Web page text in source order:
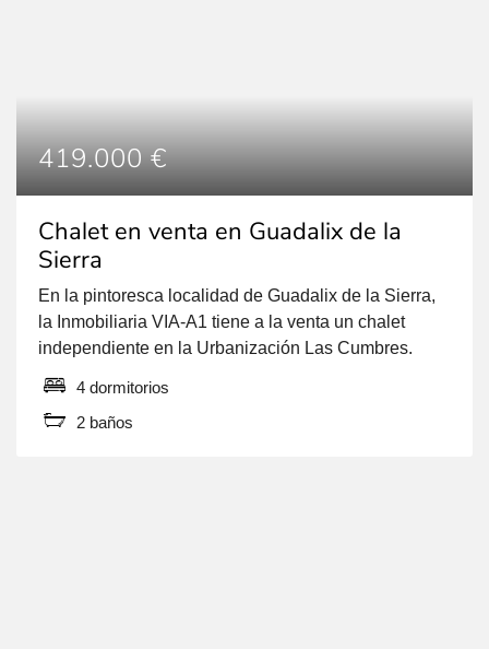
419.000 €
Chalet en venta en Guadalix de la
Sierra
En la pintoresca localidad de Guadalix de la Sierra,
la Inmobiliaria VIA-A1 tiene a la venta un chalet
independiente en la Urbanización Las Cumbres.
Este hogar, con una estructura de hormigón y piedra,
parcela de 503 m2. La parcela cuenta con una zona
2 baños
4 dormitorios